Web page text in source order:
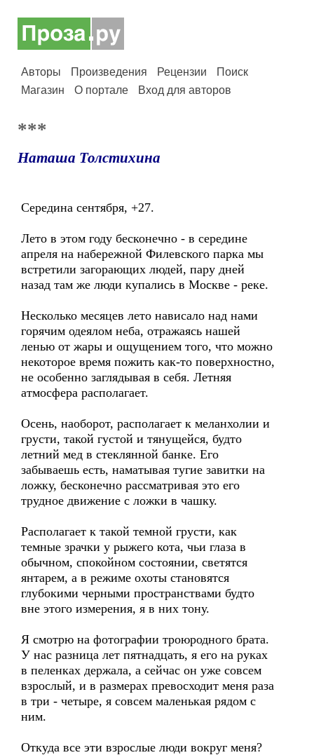
Авторы Произведения Рецензии
Поиск
Магазин
О портале Вход для авторов
***
Наташа Толстихина
Середина сентября, +27.
Лето в этом году бесконечно - в середине
апреля на набережной Филевского парка мы
встретили загорающих людей, пару дней
назад там же люди купались в Москве - реке.
Несколько месяцев лето нависало над нами
горячим одеялом неба, отражаясь нашей
ленью от жары и ощущением того, что можно
некоторое время пожить как-то поверхностно,
не особенно заглядывая в себя. Летняя
атмосфера располагает.
Осень, наоборот, располагает к меланхолии и
грусти, такой густой и тянущейся, будто
летний мед в стеклянной банке. Его
забываешь есть, наматывая тугие завитки на
ложку, бесконечно рассматривая это его
трудное движение с ложки в чашку.
Располагает к такой темной грусти, как
темные зрачки у рыжего кота, чьи глаза в
обычном, спокойном состоянии, светятся
янтарем, а в режиме охоты становятся
глубокими черными пространствами будто
вне этого измерения, я в них тону.
Я смотрю на фотографии троюродного брата.
У нас разница лет пятнадцать, я его на руках
в пеленках держала, а сейчас он уже совсем
взрослый, и в размерах превосходит меня раза
в три - четыре, я совсем маленькая рядом с
ним.
Откуда все эти взрослые люди вокруг меня?